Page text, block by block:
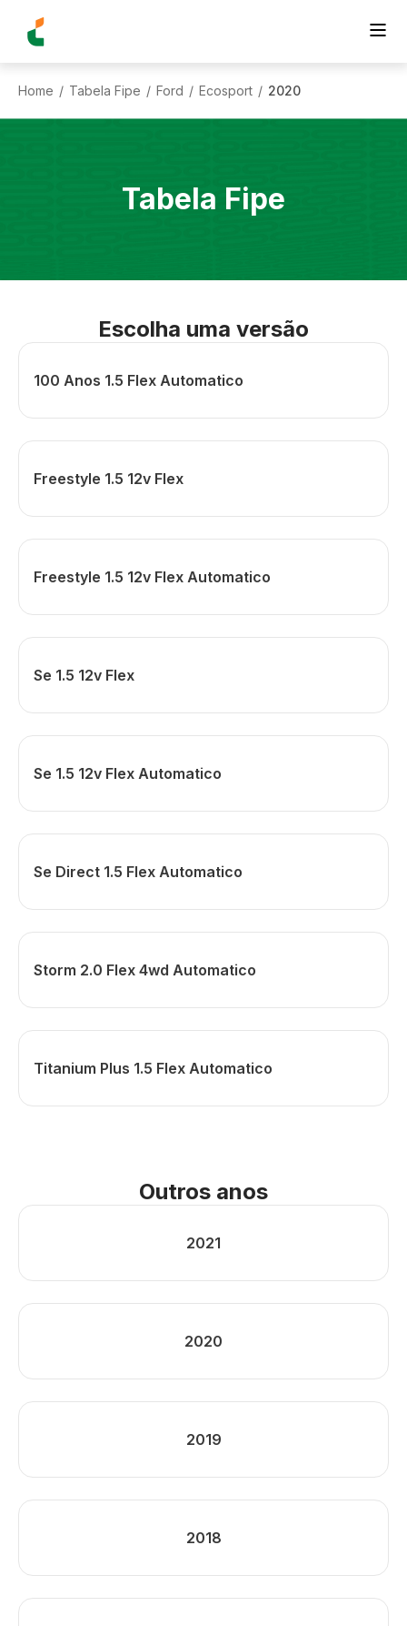
Home / Tabela Fipe / Ford / Ecosport / 2020
Tabela Fipe
Escolha uma versão
100 Anos 1.5 Flex Automatico
Freestyle 1.5 12v Flex
Freestyle 1.5 12v Flex Automatico
Se 1.5 12v Flex
Se 1.5 12v Flex Automatico
Se Direct 1.5 Flex Automatico
Storm 2.0 Flex 4wd Automatico
Titanium Plus 1.5 Flex Automatico
Outros anos
2021
2020
2019
2018